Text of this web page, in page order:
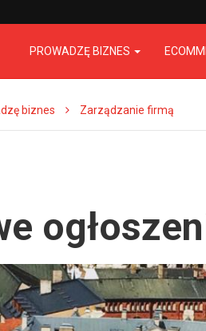
PROWADZĘ BIZNES
biznes Zarządzanie firmą